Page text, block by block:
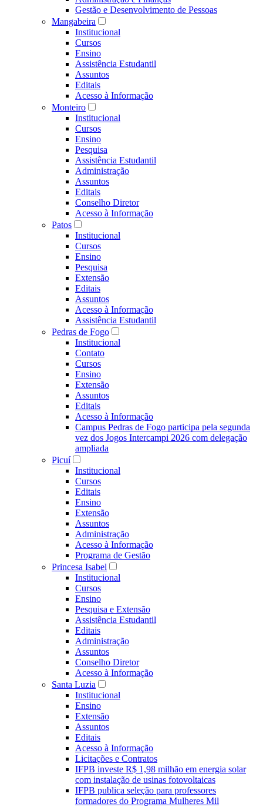
Gestão e Desenvolvimento de Pessoas
Mangabeira
Institucional
Cursos
Ensino
Assistência Estudantil
Assuntos
Editais
Acesso à Informação
Monteiro
Institucional
Cursos
Ensino
Pesquisa
Assistência Estudantil
Administração
Assuntos
Editais
Conselho Diretor
Acesso à Informação
Patos
Institucional
Cursos
Ensino
Pesquisa
Extensão
Editais
Assuntos
Acesso à Informação
Assistência Estudantil
Pedras de Fogo
Institucional
Contato
Cursos
Ensino
Extensão
Assuntos
Editais
Acesso à Informação
Campus Pedras de Fogo participa pela segunda
vez dos Jogos Intercampi 2026 com delegação
ampliada
Picuí
Institucional
Cursos
Editais
Ensino
Extensão
Assuntos
Administração
Acesso à Informação
Programa de Gestão
Princesa Isabel
Institucional
Cursos
Ensino
Pesquisa e Extensão
Assistência Estudantil
Editais
Administração
Assuntos
Conselho Diretor
Acesso à Informação
Santa Luzia
Institucional
Ensino
Extensão
Assuntos
Editais
Acesso à Informação
Licitações e Contratos
IFPB investe R$ 1,98 milhão em energia solar
com instalação de usinas fotovoltaicas
IFPB publica seleção para professores
formadores do Programa Mulheres Mil